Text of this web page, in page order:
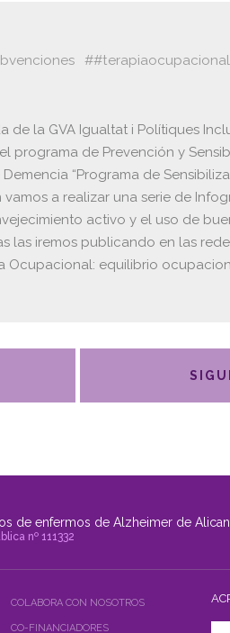
#terapiaocupacional
de la GVA Igualtat i Polítiques
programa de Prevención y
“Programa de
vamos a realizar una serie de
activo y el uso de
las iremos publicando en las
Ocupacional: equilibrio
de enfermos de Alzheimer de
nº 111332
COLABORA CON NOSOTROS
CO-FINANCIADORES